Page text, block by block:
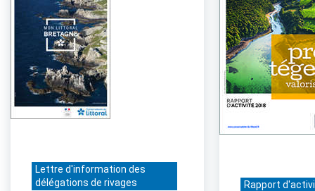
Lettre d'information des
délégations de rivages
Rapport